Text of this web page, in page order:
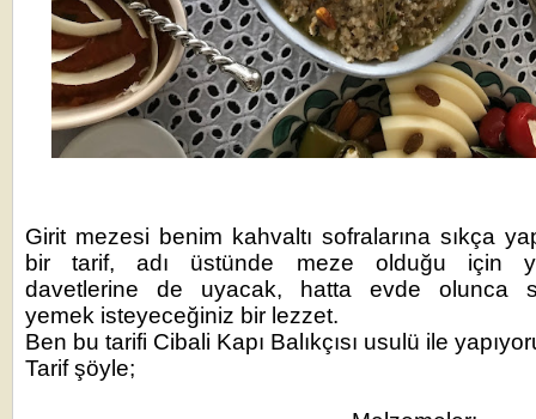
Girit mezesi benim kahvaltı sofralarına sıkça
bir tarif, adı üstünde meze olduğu için
davetlerine de uyacak, hatta evde olunca
yemek isteyeceğiniz bir lezzet.
Ben bu tarifi Cibali Kapı Balıkçısı usulü ile
Tarif şöyle;